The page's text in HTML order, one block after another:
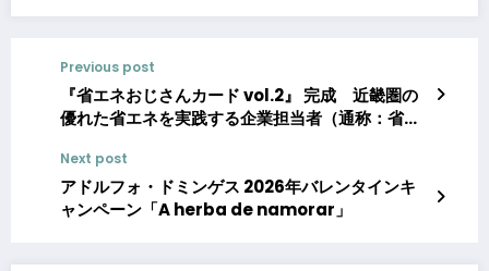
Previous post
『省エネおじさんカード vol.2』 完成 近畿圏の
優れた省エネを実践する企業担当者（通称：省エ
Next post
アドルフォ・ドミンゲス 2026年バレンタインキ
ャンペーン「A herba de namorar」